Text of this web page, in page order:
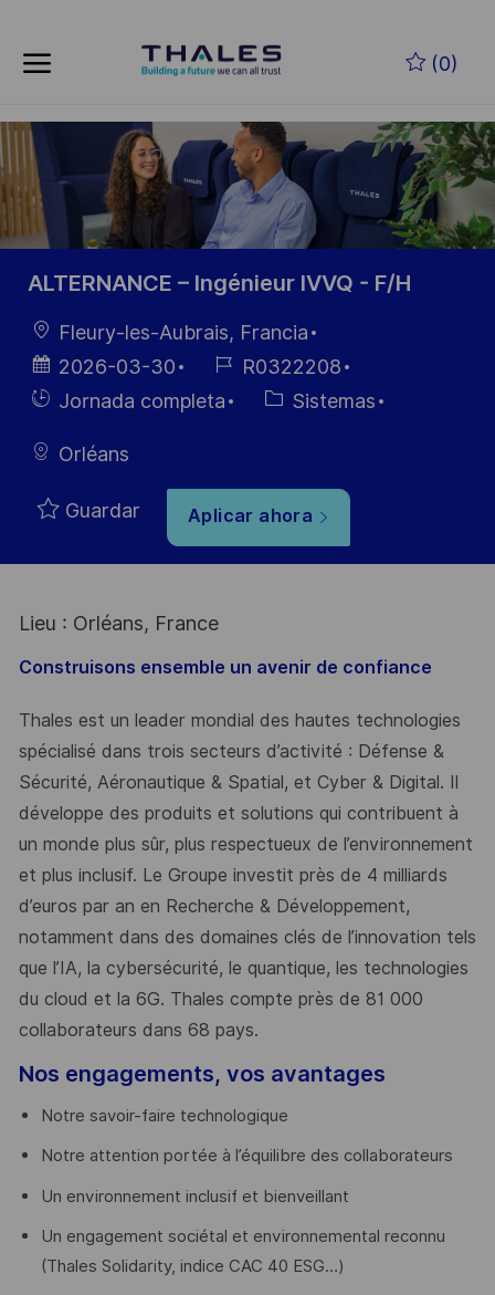
(0)
-
ALTERNANCE – Ingénieur IVVQ - F/H
Ubicación
Fleury-les-Aubrais, Francia
Fecha de
publicación
2026-03-30
ID de
empleo
R0322208
HiringJornada completa Categoría
Sistemas
Orléans
Guardar Aplicar ahora
Lieu : Orléans, France
Construisons ensemble un avenir de confiance
Thales est un leader mondial des hautes technologies
spécialisé dans trois secteurs d’activité : Défense &
Sécurité, Aéronautique & Spatial, et Cyber & Digital. Il
développe des produits et solutions qui contribuent à
un monde plus sûr, plus respectueux de l’environnement
et plus inclusif. Le Groupe investit près de 4 milliards
d’euros par an en Recherche & Développement,
notamment dans des domaines clés de l’innovation tels
que l’IA, la cybersécurité, le quantique, les technologies
du cloud et la 6G. Thales compte près de 81 000
collaborateurs dans 68 pays.
Nos engagements, vos avantages
Notre savoir-faire technologique
Notre attention portée à l’équilibre des collaborateurs
Un environnement inclusif et bienveillant
Un engagement sociétal et environnemental reconnu
(Thales Solidarity, indice CAC 40 ESG…)